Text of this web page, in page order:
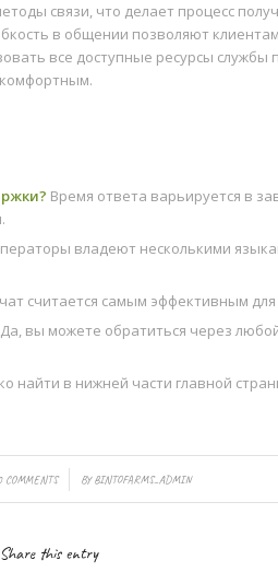
связи, что делает процесс
в общении позволяют
все доступные ресурсы службы
Время ответа варьируется в
владеют несколькими
считается самым эффективным
Да, вы можете обратиться через
найти в нижней части главной
COMMENTS BYBINTOFARMS_ADMIN
Share this entry